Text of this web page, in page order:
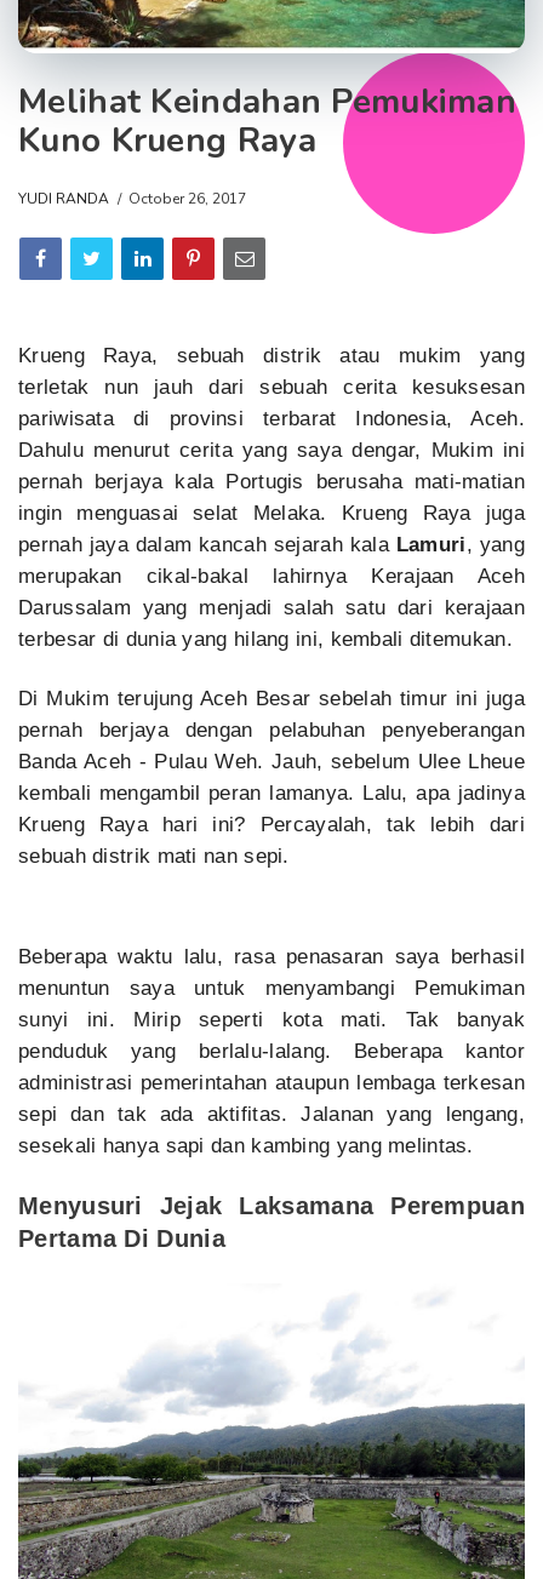
Melihat Keindahan Pemukiman
Kuno Krueng Raya
YUDI RANDA October 26, 2017
Krueng Raya, sebuah distrik atau mukim yang
terletak nun jauh dari sebuah cerita kesuksesan
pariwisata di provinsi terbarat Indonesia, Aceh.
Dahulu menurut cerita yang saya dengar, Mukim ini
pernah berjaya kala Portugis berusaha mati-matian
ingin menguasai selat Melaka. Krueng Raya juga
pernah jaya dalam kancah sejarah kala Lamuri, yang
merupakan cikal-bakal lahirnya Kerajaan Aceh
Darussalam yang menjadi salah satu dari kerajaan
terbesar di dunia yang hilang ini, kembali ditemukan.
Di Mukim terujung Aceh Besar sebelah timur ini juga
pernah berjaya dengan pelabuhan penyeberangan
Banda Aceh - Pulau Weh. Jauh, sebelum Ulee Lheue
kembali mengambil peran lamanya. Lalu, apa jadinya
Krueng Raya hari ini? Percayalah, tak lebih dari
sebuah distrik mati nan sepi.
Beberapa waktu lalu, rasa penasaran saya berhasil
menuntun saya untuk menyambangi Pemukiman
sunyi ini. Mirip seperti kota mati. Tak banyak
penduduk yang berlalu-lalang. Beberapa kantor
administrasi pemerintahan ataupun lembaga terkesan
sepi dan tak ada aktifitas. Jalanan yang lengang,
sesekali hanya sapi dan kambing yang melintas.
Menyusuri Jejak Laksamana Perempuan
Pertama Di Dunia